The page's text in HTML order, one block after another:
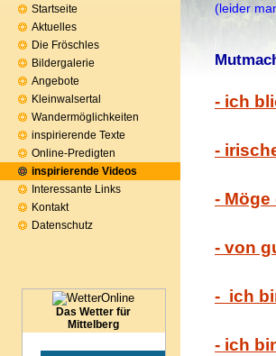
(leider
- ich
-
-
- von
- ich
- ich
Startseite
Aktuelles
Die Fröschles
Bildergalerie
Angebote
Kleinwalsertal
Wandermöglichkeiten
inspirierende Texte
Online-Predigten
inspirierende Videos
Interessante Links
Kontakt
Datenschutz
Das Wetter für
Mittelberg